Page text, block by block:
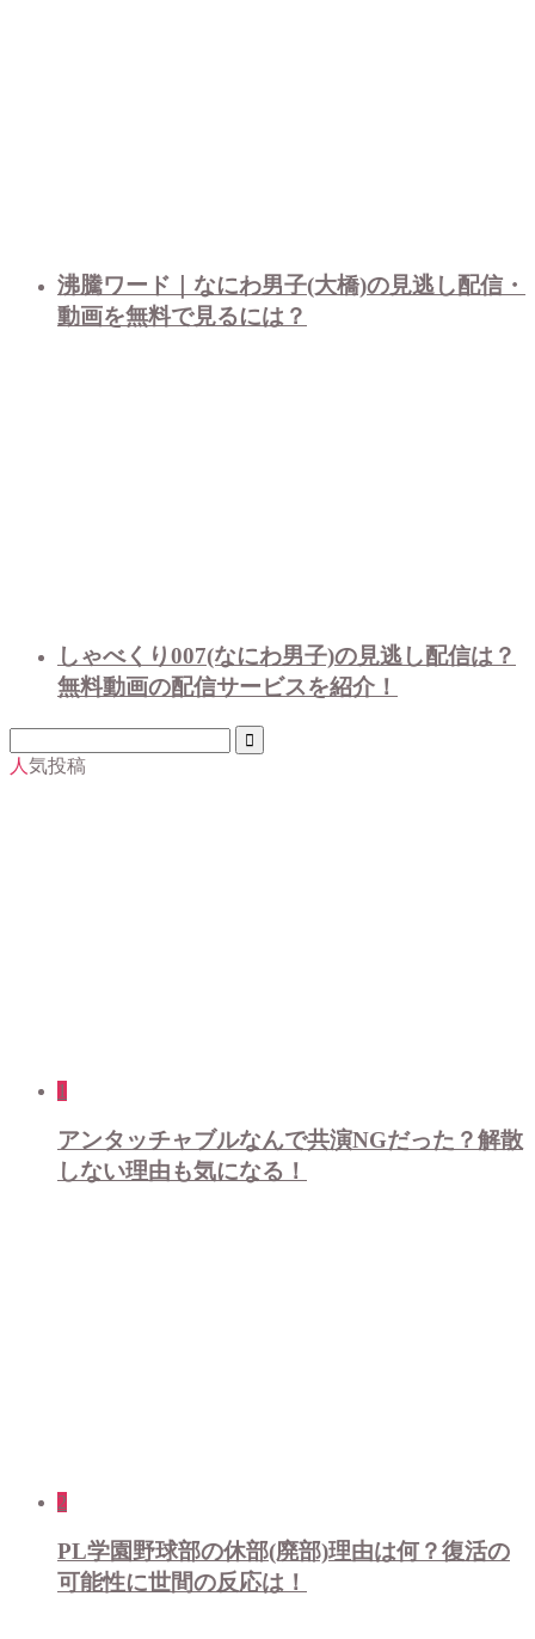
沸騰ワード｜なにわ男子(大橋)の見逃し配信・
動画を無料で見るには？
しゃべくり007(なにわ男子)の見逃し配信は？
無料動画の配信サービスを紹介！
人気投稿
1
アンタッチャブルなんで共演NGだった？解散
しない理由も気になる！
2
PL学園野球部の休部(廃部)理由は何？復活の
可能性に世間の反応は！